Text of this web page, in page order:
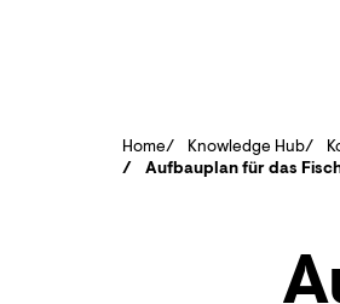
Home Knowledge Hub
Aufbauplan für das